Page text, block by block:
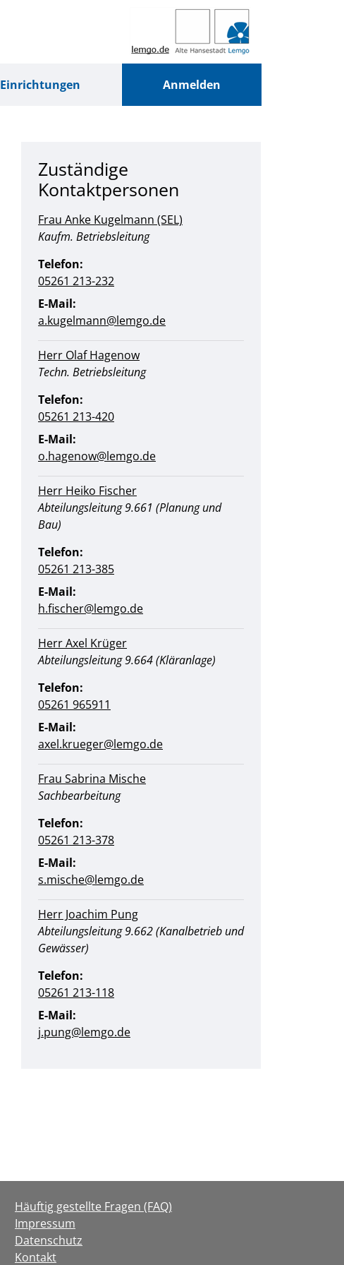
Einrichtungen Anmelden
Zuständige
Kontaktpersonen
Frau Anke Kugelmann (SEL)
Position:
Kaufm. Betriebsleitung
Telefon:
05261 213-232
E-Mail:
a.kugelmann@lemgo.de
Herr Olaf Hagenow
Position:
Techn. Betriebsleitung
Telefon:
05261 213-420
E-Mail:
o.hagenow@​lemgo.de
Herr Heiko Fischer
Position:
Abteilungsleitung 9.661 (Planung und
Bau)
Telefon:
05261 213-385
E-Mail:
h.fischer@​lemgo.de
Herr Axel Krüger
Position:
Abteilungsleitung 9.664 (Kläranlage)
Telefon:
05261 965911
E-Mail:
axel.krueger@​lemgo.de
Frau Sabrina Mische
Position:
Sachbearbeitung
Telefon:
05261 213-378
E-Mail:
s.mische@​lemgo.de
Herr Joachim Pung
Position:
Abteilungsleitung 9.662 (Kanalbetrieb und
Gewässer)
Telefon:
05261 213-118
E-Mail:
j.pung@lemgo.de
Häuftig gestellte Fragen (FAQ)
Impressum
Datenschutz
Kontakt